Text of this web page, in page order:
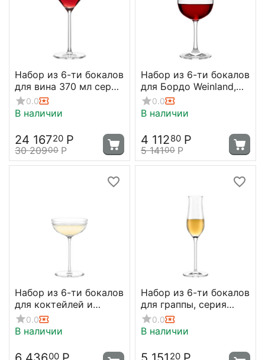
Набор из 6-ти бокалов
для вина 370 мл серия
Q1, D 84 мм, H 247 мм,
Stolzle
0.0
В наличии
24 16720 Р
30 20900 Р
Набор из 6-ти бокалов
для Бордо Weinland,
540 мл, Stolzle
0.0
В наличии
4 11280 Р
5 14100 Р
Набор из 6-ти бокалов
для коктейлей и
шампанского серия
Kyoto, 318 мл, D112 мм,
0.0
В наличии
00
Набор из 6-ти бокалов
для граппы, серия
Grandezza, 105 мл,
Stolzle
0.0
В наличии
20